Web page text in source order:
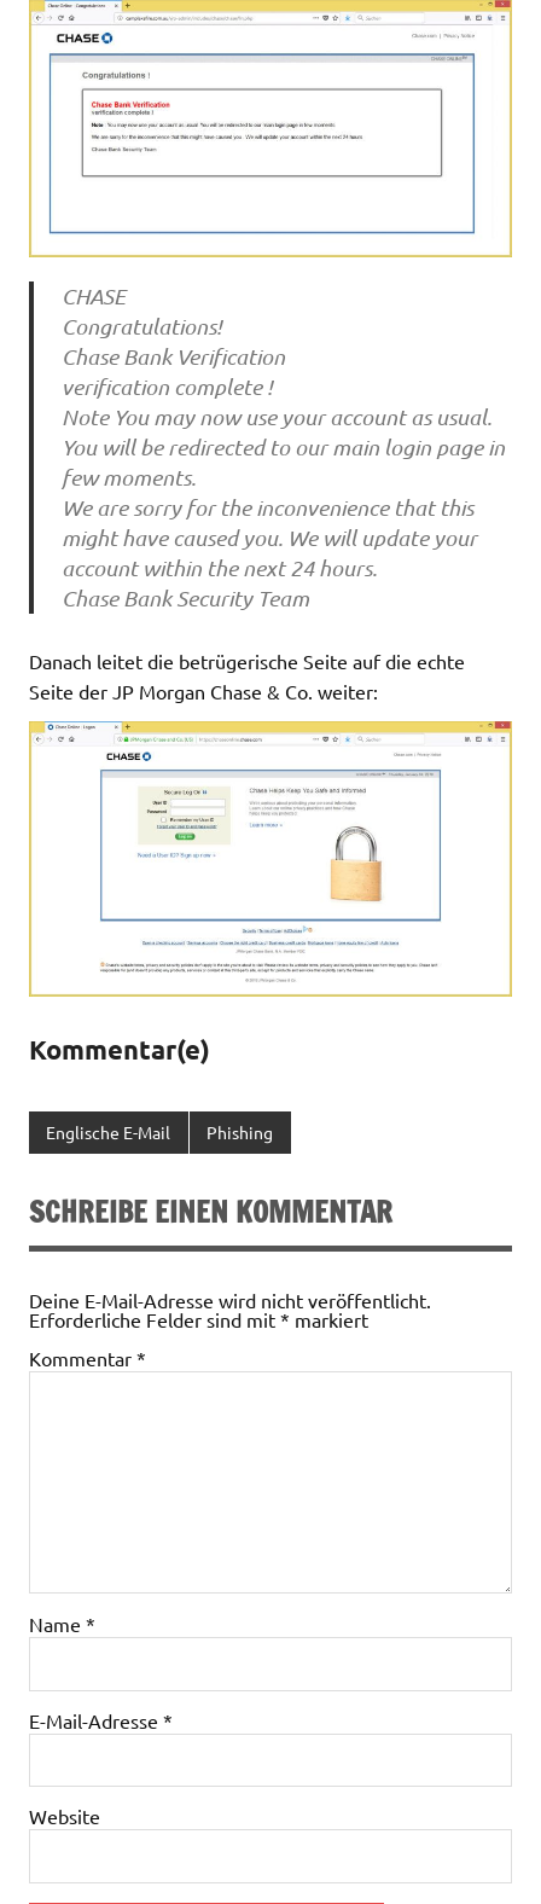
CHASE
Congratulations!
Chase Bank Verification
verification complete !
Note You may now use your account as usual.
You will be redirected to our main login page in
few moments.
We are sorry for the inconvenience that this
might have caused you. We will update your
account within the next 24 hours.
Chase Bank Security Team
Danach leitet die betrügerische Seite auf die echte
Seite der JP Morgan Chase & Co. weiter:
Kommentar(e)
Englische E-Mail Phishing
SCHREIBE EINEN KOMMENTAR
Deine E-Mail-Adresse wird nicht veröffentlicht.
Erforderliche Felder sind mit * markiert
Kommentar *
Name *
E-Mail-Adresse *
Website